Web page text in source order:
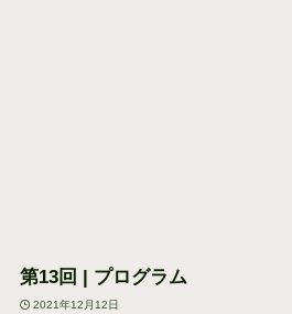
第13回 | プログラム
2021年12月12日